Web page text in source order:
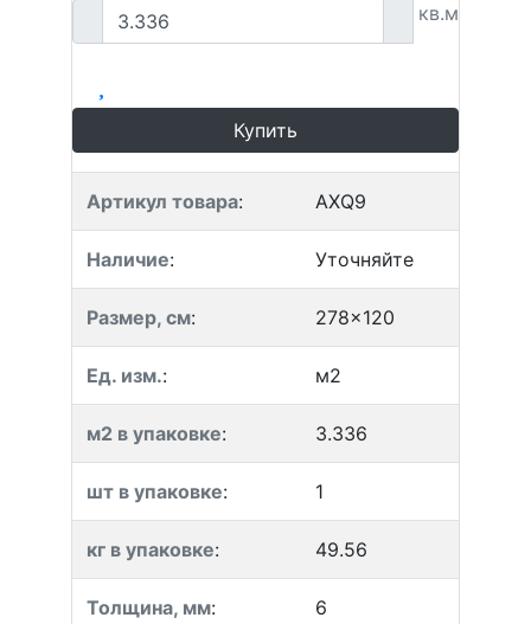
кв.м
Купить
Артикул товара: AXQ9
Наличие: Уточняйте
Размер, см: 278x120
Ед. изм.: м2
м2 в упаковке: 3.336
шт в упаковке: 1
кг в упаковке: 49.56
Толщина, мм: 6